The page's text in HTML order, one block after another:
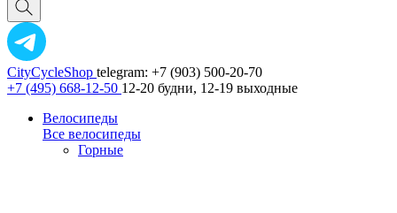
CityCycleShop telegram: +7 (903) 500-20-70
+7 (495) 668-12-50 12-20 будни, 12-19 выходные
Велосипеды
Все велосипеды
Горные